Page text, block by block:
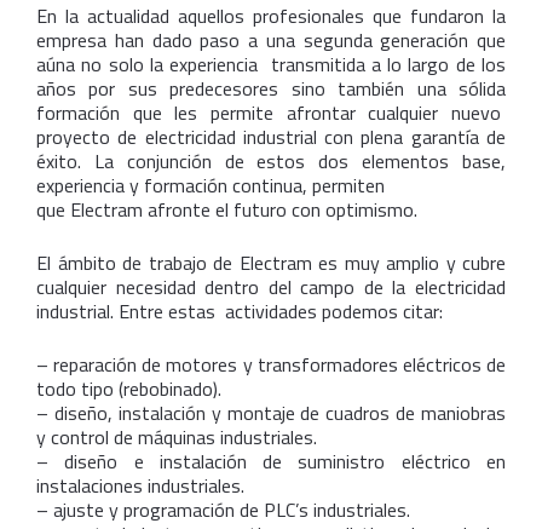
En la actualidad aquellos profesionales que fundaron la
empresa han dado paso a una segunda generación que
aúna no solo la experiencia transmitida a lo largo de los
años por sus predecesores sino también una sólida
formación que les permite afrontar cualquier nuevo
proyecto de electricidad industrial con plena garantía de
éxito. La conjunción de estos dos elementos base,
experiencia y formación continua, permiten
que Electram afronte el futuro con optimismo.
El ámbito de trabajo de Electram es muy amplio y cubre
cualquier necesidad dentro del campo de la electricidad
industrial. Entre estas actividades podemos citar:
– reparación de motores y transformadores eléctricos de
todo tipo (rebobinado).
– diseño, instalación y montaje de cuadros de maniobras
y control de máquinas industriales.
– diseño e instalación de suministro eléctrico en
instalaciones industriales.
– ajuste y programación de PLC’s industriales.